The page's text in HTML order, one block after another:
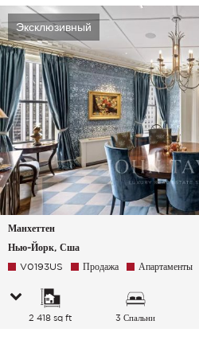
Эксклюзивный
Манхеттен
Нью-Йорк, Сша
V0193US Продажа Апартаменты
2 418 sq ft 3 Спальни